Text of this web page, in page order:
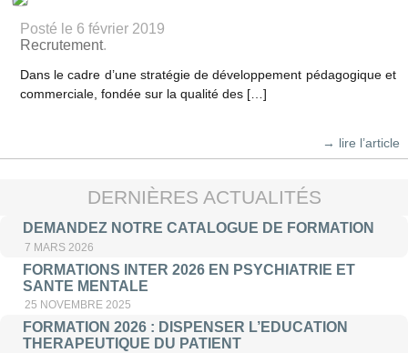
Posté le 6 février 2019
Recrutement.
Dans le cadre d’une stratégie de développement pédagogique et
commerciale, fondée sur la qualité des […]
→ lire l’article
DERNIÈRES ACTUALITÉS
DEMANDEZ NOTRE CATALOGUE DE FORMATION
7 MARS 2026
FORMATIONS INTER 2026 EN PSYCHIATRIE ET
SANTE MENTALE
25 NOVEMBRE 2025
FORMATION 2026 : DISPENSER L’EDUCATION
THERAPEUTIQUE DU PATIENT